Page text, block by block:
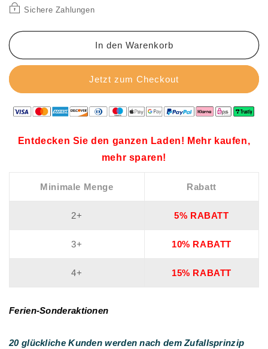
halber
für
halber
für
Sichere Zahlungen
In den Warenkorb
Jetzt zum Checkout
Entdecken Sie den ganzen Laden! Mehr kaufen,
mehr sparen!
Minimale Menge Rabatt
2+ 5% RABATT
3+ 10% RABATT
4+ 15% RABATT
Ferien-Sonderaktionen
20 glückliche Kunden werden nach dem Zufallsprinzip